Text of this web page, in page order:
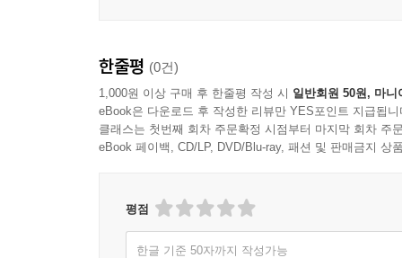
한줄평 (0건)
1,000원 이상 구매 후 한줄평 작성 시 일반회원 50원, 마니
eBook은 다운로드 후 작성한 리뷰만 YES포인트 지급됩니
클래스는 첫번째 회차 주문확정 시점부터 마지막 회차 주
eBook 페이백, CD/LP, DVD/Blu-ray, 패션 및 판매금지 상
평점
한글 기준 50자까지 작성가능